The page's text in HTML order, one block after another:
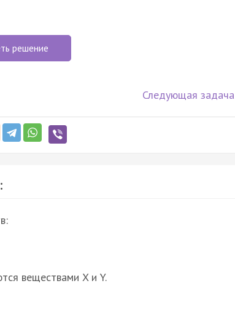
решение
Следующая задача
веществами X и Y.